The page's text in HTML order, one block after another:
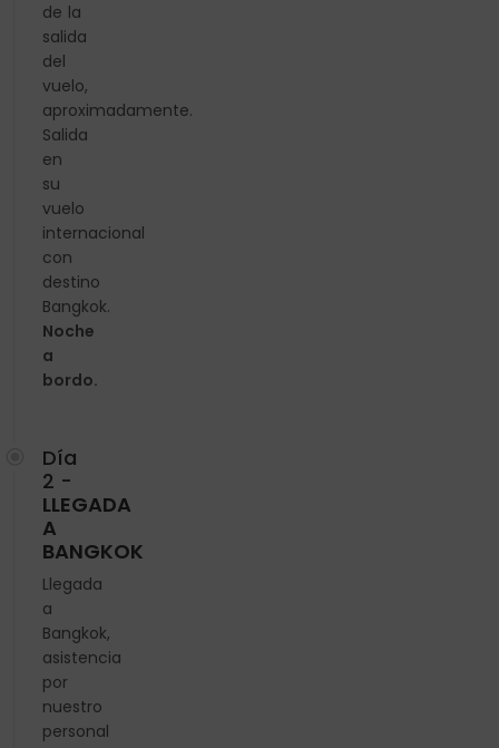
de la
salida
del
vuelo,
aproximadamente.
Salida
en
su
vuelo
internacional
con
destino
Bangkok.
Noche
a
bordo.
Día
2 -
LLEGADA
A
BANGKOK
Llegada
a
Bangkok,
asistencia
por
nuestro
personal